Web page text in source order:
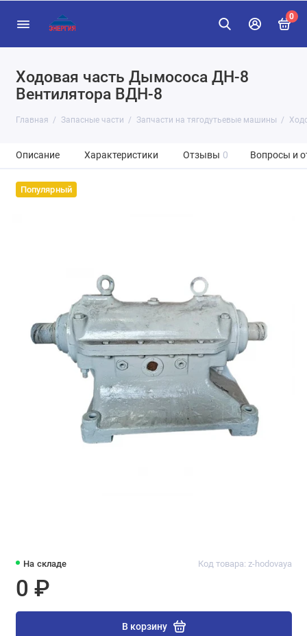
0
Ходовая часть Дымососа ДН-8
Вентилятора ВДН-8
Главная Запасные части Запчасти на тягодутьевые машины
Описание Характеристики Отзывы 0 Вопросы и
Популярный
На складе Код товара: z-hodovaya
0 ₽
В корзину